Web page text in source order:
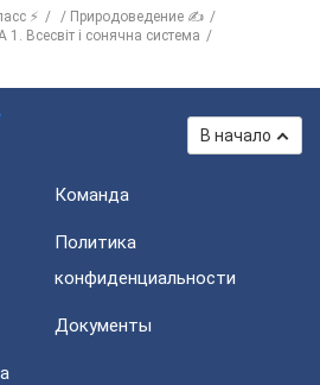
⚡
Природоведение ✍
Всесвіт і сонячна система
В начало
Команда
Политика
конфиденциальности
Документы